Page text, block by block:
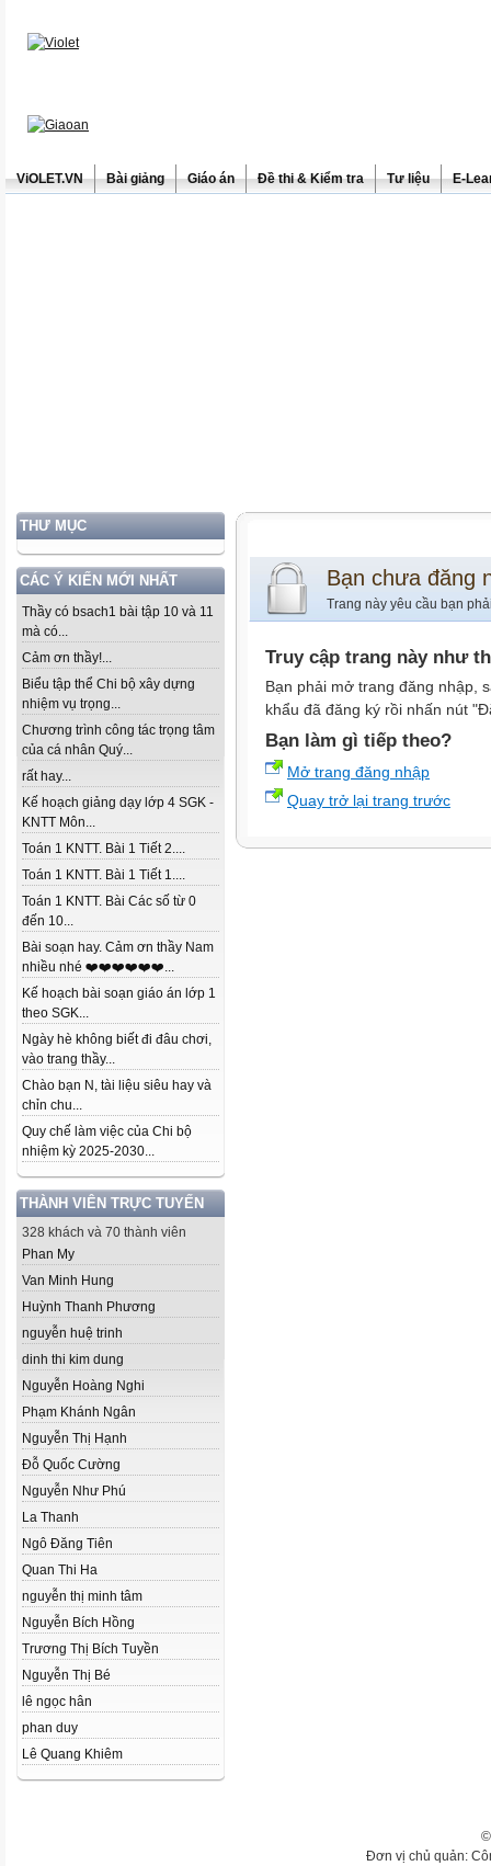
ViOLET.VN Bài giảng Giáo án Đề thi & Kiểm tra Tư liệu E-
THƯ MỤC
CÁC Ý KIẾN MỚI NHẤT
Thầy có bsach1 bài tập 10 và 11
mà có...
Cảm ơn thầy!...
Biểu tập thể Chi bộ xây dựng
nhiệm vụ trọng...
Chương trình công tác trọng tâm
của cá nhân Quý...
rất hay...
Kế hoạch giảng dạy lớp 4 SGK -
KNTT Môn...
Toán 1 KNTT. Bài 1 Tiết 2....
Toán 1 KNTT. Bài 1 Tiết 1....
Toán 1 KNTT. Bài Các số từ 0
đến 10...
Bài soạn hay. Cảm ơn thầy Nam
nhiều nhé ❤️❤️❤️❤️❤️❤️...
Kế hoạch bài soạn giáo án lớp 1
theo SGK...
Ngày hè không biết đi đâu chơi,
vào trang thầy...
Chào bạn N, tài liệu siêu hay và
chỉn chu...
Quy chế làm việc của Chi bộ
nhiệm kỳ 2025-2030...
THÀNH VIÊN TRỰC TUYẾN
328 khách và 70 thành viên
Phan My
Van Minh Hung
Huỳnh Thanh Phương
nguyễn huệ trinh
dinh thi kim dung
Nguyễn Hoàng Nghi
Phạm Khánh Ngân
Nguyễn Thị Hạnh
Đỗ Quốc Cường
Nguyễn Như Phú
La Thanh
Ngô Đăng Tiên
Quan Thi Ha
nguyễn thị minh tâm
Nguyễn Bích Hồng
Trương Thị Bích Tuyền
Nguyễn Thị Bé
lê ngọc hân
phan duy
Lê Quang Khiêm
Bạn chưa đăng
Trang này yêu cầu bạn
Truy cập trang này như
Bạn phải mở trang đăng nhập,
khẩu đã đăng ký rồi nhấn nút
Bạn làm gì tiếp theo?
Mở trang đăng nhập
Quay trở lại trang trước
Đơn vị chủ quản: